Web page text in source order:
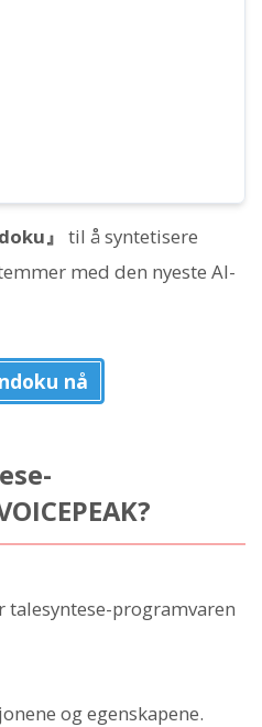
』 til å syntetisere
med den nyeste AI-
nå
talesyntese-programvaren
og egenskapene.